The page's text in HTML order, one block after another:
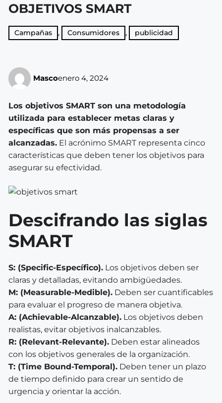
OBJETIVOS SMART
Campañas , Consumidores , publicidad
Mascoenero 4, 2024
Los objetivos SMART son una metodología
utilizada para establecer metas claras y
específicas que son más propensas a ser
alcanzadas. El acrónimo SMART representa cinco
características que deben tener los objetivos para
asegurar su efectividad.
Descifrando las siglas
SMART
S: (Specific-Específico). Los objetivos deben ser
claras y detalladas, evitando ambigüedades.
M: (Measurable-Medible). Deben ser cuantificables
para evaluar el progreso de manera objetiva.
A: (Achievable-Alcanzable). Los objetivos deben
realistas, evitar objetivos inalcanzables.
R: (Relevant-Relevante). Deben estar alineados
con los objetivos generales de la organización.
T: (Time Bound-Temporal). Deben tener un plazo
de tiempo definido para crear un sentido de
urgencia y orientar la acción.